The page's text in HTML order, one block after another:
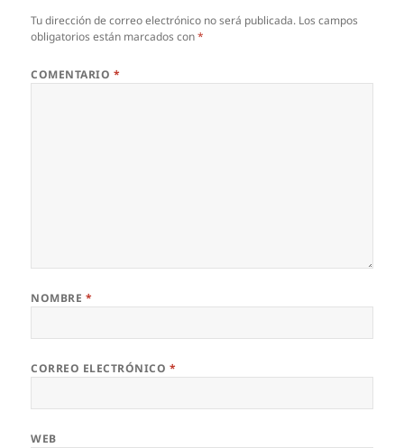
Tu dirección de correo electrónico no será publicada. Los campos
obligatorios están marcados con*
COMENTARIO *
NOMBRE *
CORREO ELECTRÓNICO *
WEB